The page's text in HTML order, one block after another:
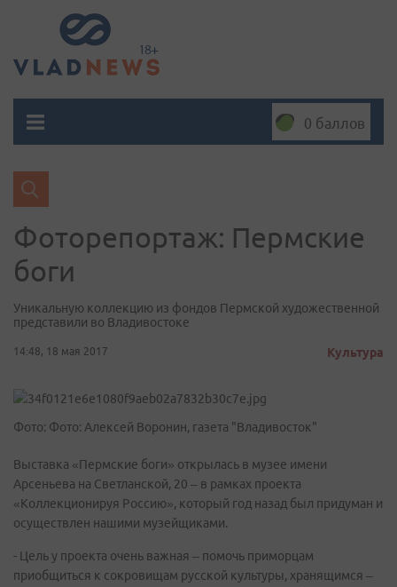
0 баллов
Фоторепортаж: ​Пермские
боги
Уникальную коллекцию из фондов Пермской художественной
представили во Владивостоке
14:48, 18 мая 2017 Культура
Фото: Фото: Алексей Воронин, газета "Владивосток"
Выставка «Пермские боги» открылась в музее имени
Арсеньева на Светланской, 20 – в рамках проекта
«Коллекционируя Россию», который год назад был придуман и
осуществлен нашими музейщиками.
- Цель у проекта очень важная – помочь приморцам
приобщиться к сокровищам русской культуры, хранящимся –